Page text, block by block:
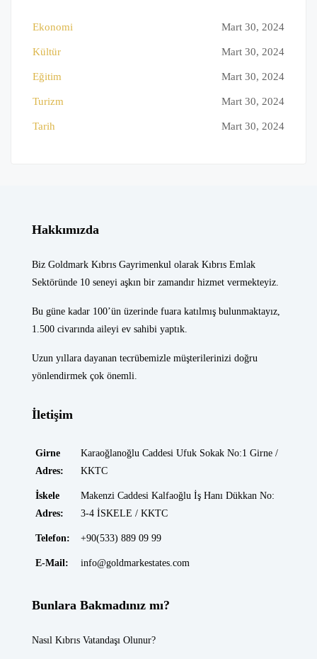
Ekonomi Mart 30, 2024
Kültür Mart 30, 2024
Eğitim Mart 30, 2024
Turizm Mart 30, 2024
Tarih Mart 30, 2024
Hakkımızda
Biz Goldmark Kıbrıs Gayrimenkul olarak Kıbrıs Emlak
Sektöründe 10 seneyi aşkın bir zamandır hizmet vermekteyiz.
Bu güne kadar 100’ün üzerinde fuara katılmış bulunmaktayız,
1.500 civarında aileyi ev sahibi yaptık.
Uzun yıllara dayanan tecrübemizle müşterilerinizi doğru
yönlendirmek çok önemli.
İletişim
Girne
Adres:
Karaoğlanoğlu Caddesi Ufuk Sokak No:1 Girne /
KKTC
İskele
Adres:
Makenzi Caddesi Kalfaoğlu İş Hanı Dükkan No:
3-4 İSKELE / KKTC
Telefon: +90(533) 889 09 99
E-Mail: info@goldmarkestates.com
Bunlara Bakmadınız mı?
Nasıl Kıbrıs Vatandaşı Olunur?